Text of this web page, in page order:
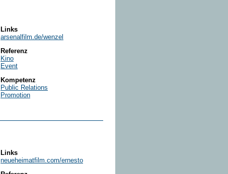
Links
arsenalfilm.de/wenzel
Referenz
Kino
Event
Kompetenz
Public Relations
Promotion
Links
neueheimatfilm.com/ernesto